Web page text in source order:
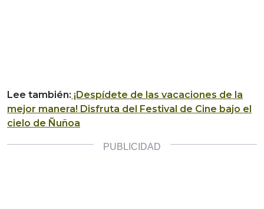
Lee también: ¡Despídete de las vacaciones de la
mejor manera! Disfruta del Festival de Cine bajo el
cielo de Ñuñoa